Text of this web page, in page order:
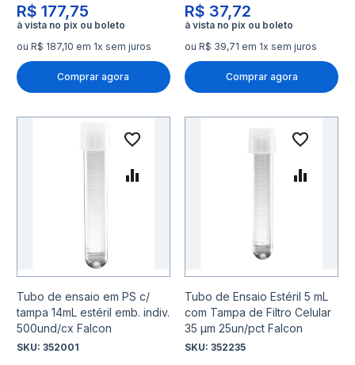
R$ 177,75
ou R$ 187,10 em 1x sem juros
Comprar agora
R$ 37,72
ou R$ 39,71 em 1x sem juros
Comprar agora
Tubo de ensaio em PS c/
tampa 14mL estéril emb. indiv.
500und/cx Falcon
SKU: 352001
Adicionar à lista de
Adicionar para Comparar
Tubo de Ensaio Estéril 5 mL
com Tampa de Filtro Celular
35 µm 25un/pct Falcon
SKU:352235